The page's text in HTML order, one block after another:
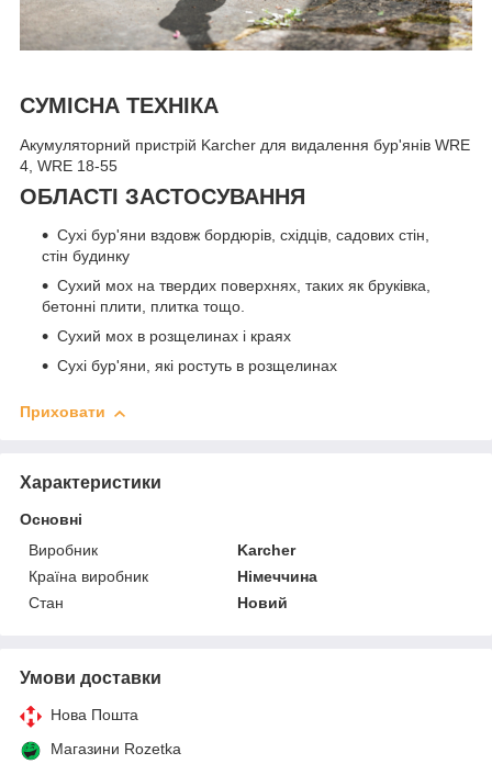
СУМІСНА ТЕХНІКА
Акумуляторний пристрій Karcher для видалення бур'янів WRE
4, WRE 18-55
ОБЛАСТІ ЗАСТОСУВАННЯ
Сухі бур'яни вздовж бордюрів, східців, садових стін,
стін будинку
Сухий мох на твердих поверхнях, таких як бруківка,
бетонні плити, плитка тощо.
Сухий мох в розщелинах і краях
Сухі бур'яни, які ростуть в розщелинах
Приховати
Характеристики
Основні
Виробник
Karcher
Країна виробник
Німеччина
Стан
Новий
Умови доставки
Нова Пошта
Магазини Rozetka